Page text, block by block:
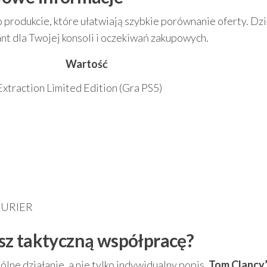
które ułatwiają szybkie porównanie oferty.
dla Twojej konsoli i oczekiwań zakupowych.
Wartość
Limited Edition (Gra PS5)
taktyczną współpracę?